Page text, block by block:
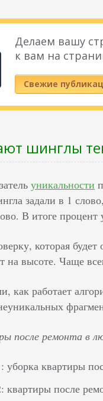
Делаем вашу
к вам на
Свежие
шинглы
уникальности
задали в 1
В итоге процент
которая
на высоте. Чаще
как работает
после ремонта в
квартиры
после